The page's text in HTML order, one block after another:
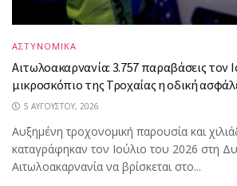
ΑΣΤΥΝΟΜΙΚΑ
Αιτωλοακαρνανία: 3.757 παραβάσεις τον
μικροσκόπιο της Τροχαίας η οδική
5 ΑΥΓΟΎΣΤΟΥ, 2026
Αυξημένη τροχονομική παρουσία και
καταγράφηκαν τον Ιούλιο του 2026 στη
Αιτωλοακαρνανία να βρίσκεται στο...